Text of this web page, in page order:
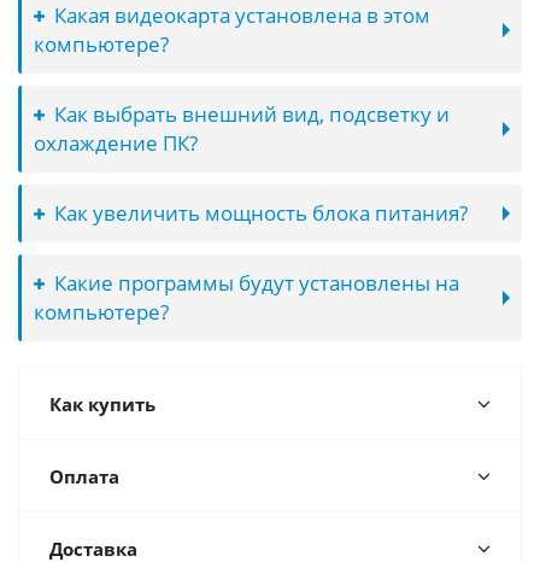
Какая видеокарта установлена в этом
компьютере?
Как выбрать внешний вид, подсветку и
охлаждение ПК?
Как увеличить мощность блока питания?
Какие программы будут установлены на
компьютере?
Как купить
Оплата
Доставка